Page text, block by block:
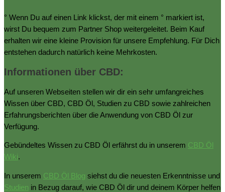
° Wenn Du auf einen Link klickst, der mit einem ° markiert ist,
wirst Du bequem zum Partner Shop weitergeleitet. Beim Kauf
erhalten wir eine kleine Provision für unsere Empfehlung. Für Dich
entstehen dadurch natürlich keine Mehrkosten.
Informationen über CBD:
Auf unseren Webseiten stellen wir dir ein sehr umfangreiches
Wissen über CBD, CBD Öl, Studien zu CBD sowie zahlreichen
Erfahrungsberichten über die Anwendung von CBD Öl zur
Verfügung.
Gebündeltes Wissen zu CBD Öl erfährst du in unserem CBD Öl
Wiki.
In unserem CBD Öl Blog siehst du die neuesten Erkenntnisse und
Studien in Bezug darauf, wie CBD Öl dir und deinem Körper helfen